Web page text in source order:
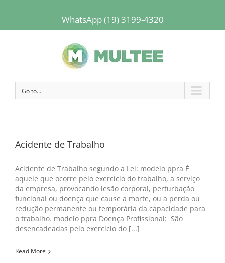
WhatsApp (19) 3199-4320
Go to...
Acidente de Trabalho
Acidente de Trabalho segundo a Lei: modelo ppra É
aquele que ocorre pelo exercício do trabalho, a serviço
da empresa, provocando lesão corporal, perturbação
funcional ou doença que cause a morte, ou a perda ou
redução permanente ou temporária da capacidade para
o trabalho. modelo ppra Doença Profissional: São
desencadeadas pelo exercício do [...]
Read More